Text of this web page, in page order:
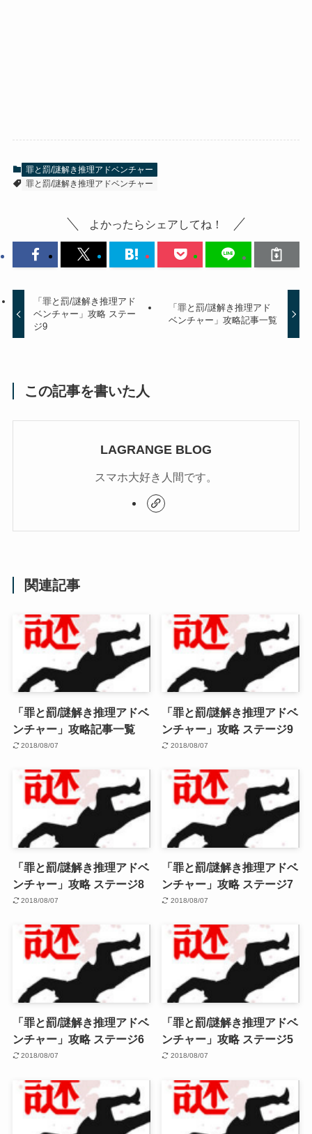
罪と罰/謎解き推理アドベンチャー
罪と罰/謎解き推理アドベンチャー
よかったらシェアしてね！
「罪と罰/謎解き推理アド
ベンチャー」攻略 ステー
ジ9
「罪と罰/謎解き推理アド
ベンチャー」攻略記事一覧
この記事を書いた人
LAGRANGE BLOG
スマホ大好き人間です。
関連記事
「罪と罰/謎解き推理アドベ
ンチャー」攻略記事一覧
2018/08/07
「罪と罰/謎解き推理アドベ
ンチャー」攻略 ステージ9
2018/08/07
「罪と罰/謎解き推理アドベ
ンチャー」攻略 ステージ8
2018/08/07
「罪と罰/謎解き推理アドベ
ンチャー」攻略 ステージ7
2018/08/07
「罪と罰/謎解き推理アドベ
ンチャー」攻略 ステージ6
2018/08/07
「罪と罰/謎解き推理アドベ
ンチャー」攻略 ステージ5
2018/08/07